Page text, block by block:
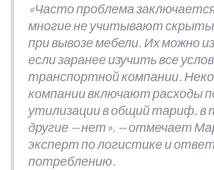
«Часто проблема
многие не учитывают
при вывозе мебели. Их можно
если заранее изучить все
транспортной компании.
компании включают расходы
утилизации в общий тариф, в
другие — нет», — отмечает
эксперт по логистике и
потреблению.